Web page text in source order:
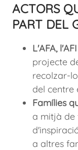
ACTORS
PART DEL
L'AFA,
projecte
recolzar-
del centre
Famílies
a mitjà de
a altres